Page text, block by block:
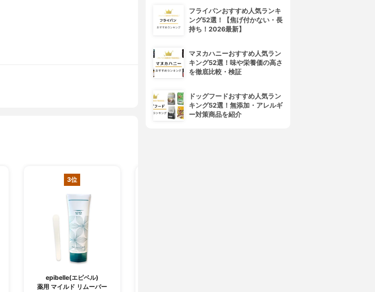
3位
epibelle(エピベル)
薬用 マイルド リムーバー
フライパンおすすめ人気ランキ
ング52選！【焦げ付かない・長
持ち！2026最新】
マヌカハニーおすすめ人気ラン
キング52選！味や栄養価の高さ
を徹底比較・検証
ドッグフードおすすめ人気ラン
キング52選！無添加・アレルギ
ー対策商品を紹介